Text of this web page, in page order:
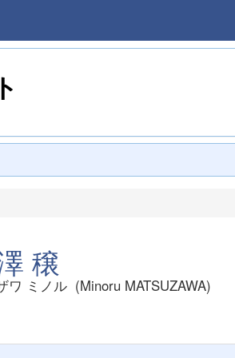
穣
ワ ミノル (Minoru MATSUZAWA)